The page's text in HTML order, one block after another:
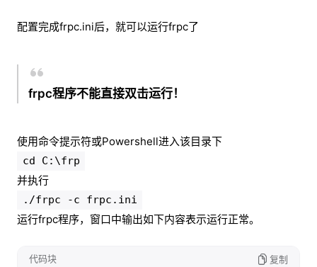
配置完成frpc.ini后，就可以运行frpc了
frpc程序不能直接双击运行！
使用命令提示符或Powershell进入该目录下
cd C:\frp
并执行
./frpc -c frpc.ini
运行frpc程序，窗口中输出如下内容表示运行正常。
代码块 复制